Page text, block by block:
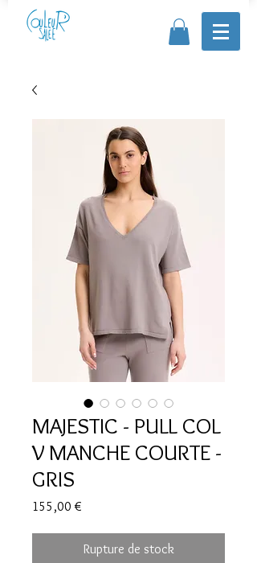
MAJESTIC - PULL COL
V MANCHE COURTE -
GRIS
155,00 €
Rupture de stock